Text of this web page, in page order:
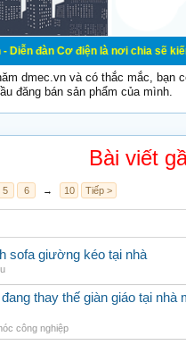
điện là nơi chia sẽ kiến thức
dmec.vn và có thắc mắc, bạn
đăng bán sản phẩm của mình.
Bài viết
5 6 → 10 Tiếp >
sofa giường kéo tại nhà
thay thế giàn giáo tại nhà
công nghiệp